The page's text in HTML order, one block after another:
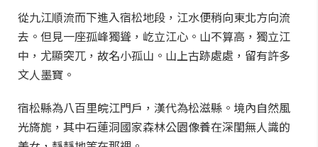
從九江順流而下進入宿松地段，江水便稍向東北方向流
去。但見一座孤峰獨聳，屹立江心。山不算高，獨立江
中，尤顯突兀，故名小孤山。山上古跡處處，留有許多
文人墨寶。
宿松縣為八百里皖江門戶，漢代為松滋縣。境內自然風
光旖旎，其中石蓮洞國家森林公園像養在深閨無人識的